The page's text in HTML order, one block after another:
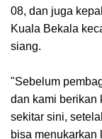
08, dan juga
Kuala Bekala
siang.
"Sebelum
dan kami berikan
sekitar sini,
bisa menukarkan